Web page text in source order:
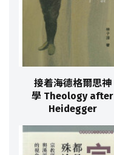
接着海德格爾思神
學 Theology after
Heidegger